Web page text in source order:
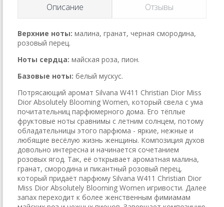
Описание Отзывы
Верхние ноты: малина, гранат, черная смородина,
розовый перец.
Ноты сердца: майская роза, пион.
Базовые ноты: белый мускус.
Потрясающий аромат Silvana W411 Christian Dior Miss
Dior Absolutely Blooming Women, который свела с ума
почитательниц парфюмерного дома. Его тёплые
фруктовые ноты сравнимы с летним солнцем, потому
обладательницы этого парфюма - яркие, нежные и
любящие весёлую жизнь женщины. Композиция духов
довольно интересна и начинается сочетанием
розовых ягод. Так, её открывает ароматная малина,
гранат, смородина и пикантный розовый перец,
который придаёт парфюму Silvana W411 Christian Dior
Miss Dior Absolutely Blooming Women игривости. Далее
запах переходит к более женственным фимиамам